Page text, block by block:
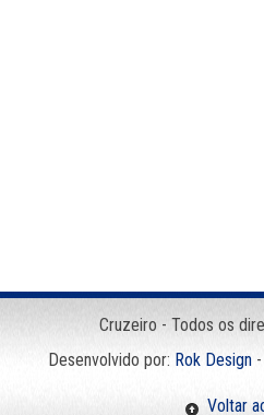
Cruzeiro - Todos os
Desenvolvido por: Rok Design-
Voltar